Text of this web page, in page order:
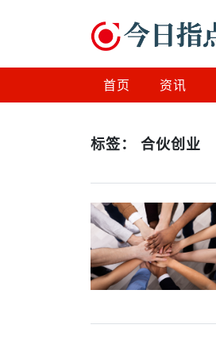
首页 资讯
标签： 合伙创业